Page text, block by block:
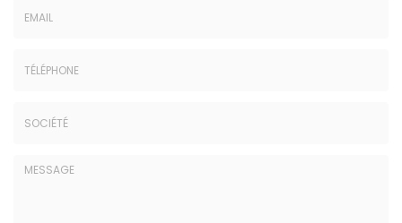
Nom
Prénom
Email
Tél.
Société